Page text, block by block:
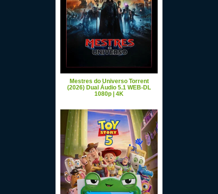
Mestres do Universo Torrent
(2026) Dual Áudio 5.1 WEB-DL
1080p | 4K